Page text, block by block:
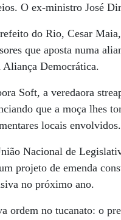
O ex-ministro José
do Rio, Cesar
que aposta numa
Aliança Democrática.
Soft, a veredaora
que a moça lhes
locais envolvidos.
Nacional de
projeto de emenda
no próximo ano.
ordem no tucanato: o